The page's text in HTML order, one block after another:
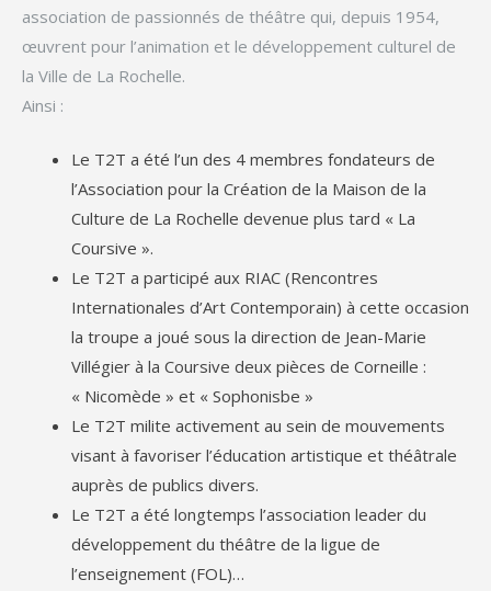
association de passionnés de théâtre qui, depuis 1954,
œuvrent pour l’animation et le développement culturel de
la Ville de La Rochelle.
Ainsi :
Le T2T a été l’un des 4 membres fondateurs de
l’Association pour la Création de la Maison de la
Culture de La Rochelle devenue plus tard « La
Coursive ».
Le T2T a participé aux RIAC (Rencontres
Internationales d’Art Contemporain) à cette occasion
la troupe a joué sous la direction de Jean-Marie
Villégier à la Coursive deux pièces de Corneille :
« Nicomède » et « Sophonisbe »
Le T2T milite activement au sein de mouvements
visant à favoriser l’éducation artistique et théâtrale
auprès de publics divers.
Le T2T a été longtemps l’association leader du
développement du théâtre de la ligue de
l’enseignement (FOL)…